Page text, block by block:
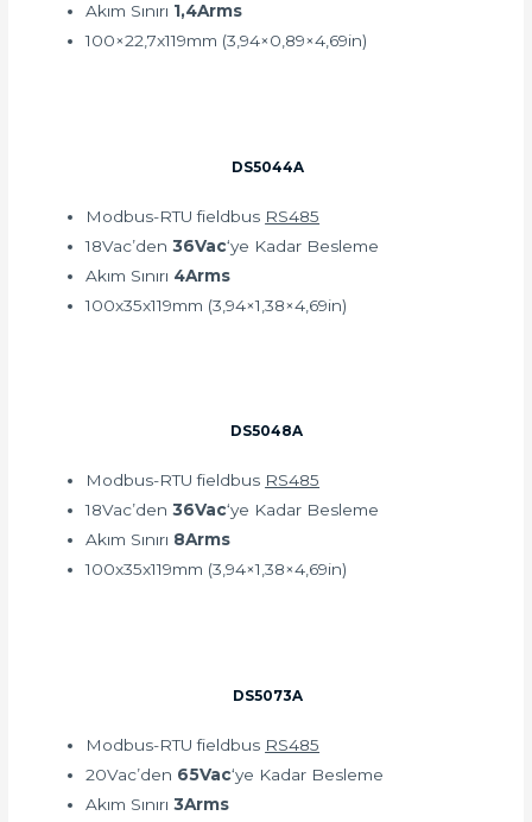
Akım Sınırı 1,4Arms
100×22,7x119mm (3,94×0,89×4,69in)
DS5044A
Modbus-RTU fieldbus RS485
18Vac’den36Vac‘ye Kadar Besleme
Akım Sınırı 4Arms
100x35x119mm (3,94×1,38×4,69in)
DS5048A
Modbus-RTU fieldbus RS485
18Vac’den36Vac‘ye Kadar Besleme
Akım Sınırı 8Arms
100x35x119mm (3,94×1,38×4,69in)
DS5073A
Modbus-RTU fieldbus RS485
20Vac’den 65Vac‘ye Kadar Besleme
Akım Sınırı3Arms